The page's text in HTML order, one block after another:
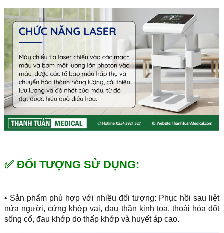
✅ ĐỐI TƯỢNG SỬ DỤNG:
• Sản phẩm phù hợp với nhiều đối tượng: Phục hồi sau liệt
nửa người, cứng khớp vai, đau thần kinh tọa, thoái hóa đốt
sống cổ, đau khớp do thấp khớp và huyết áp cao.